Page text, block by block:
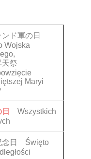
ンド軍の日
Wojska
天祭
Maryi
Wszystkich
念日 Święto